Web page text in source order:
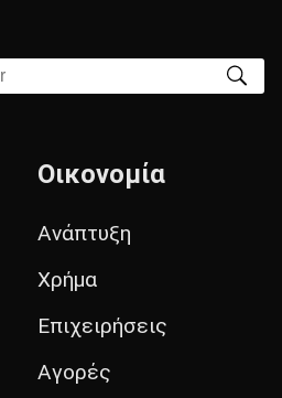
Οικονομία
Ανάπτυξη
Χρήμα
Επιχειρήσεις
Αγορές